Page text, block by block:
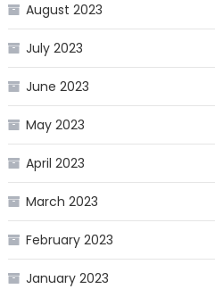
August 2023
July 2023
June 2023
May 2023
April 2023
March 2023
February 2023
January 2023